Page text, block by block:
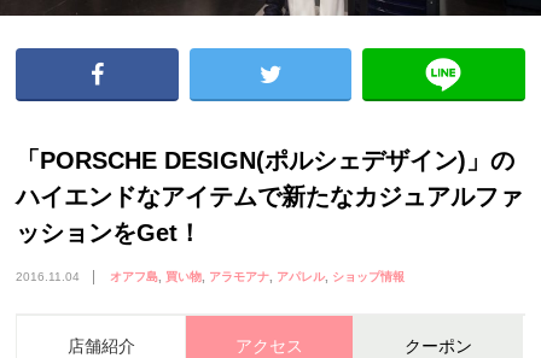
「PORSCHE DESIGN(ポルシェデザイン)」の
ハイエンドなアイテムで新たなカジュアルファ
ッションをGet！
2016.11.04 オアフ島 買い物 アラモアナ アパレル ショップ情報
店舗紹介 アクセス クーポン